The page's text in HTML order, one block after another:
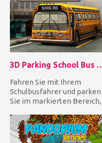
3D Parking
Fahren Sie mit Ihrem
Schulbusfahrer und parken
Sie im markierten Bereich,